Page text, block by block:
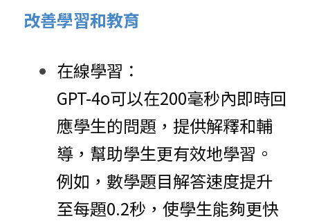
改善學習和教育
在線學習：
GPT-4o可以在200毫秒內即時回
應學生的問題，提供解釋和輔
導，幫助學生更有效地學習。
例如，數學題目解答速度提升
至每題0.2秒，使學生能夠更快